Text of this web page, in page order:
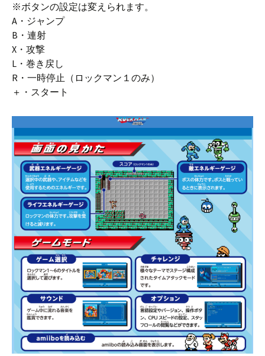
※ボタンの設定は変えられます。
A・ジャンプ
B・連射
X・攻撃
L・巻き戻し
R・一時停止（ロックマン１のみ）
＋・スタート